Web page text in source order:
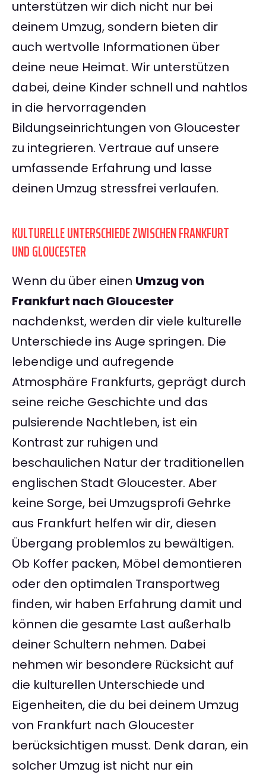
unterstützen wir dich nicht nur bei
deinem Umzug, sondern bieten dir
auch wertvolle Informationen über
deine neue Heimat. Wir unterstützen
dabei, deine Kinder schnell und nahtlos
in die hervorragenden
Bildungseinrichtungen von Gloucester
zu integrieren. Vertraue auf unsere
umfassende Erfahrung und lasse
deinen Umzug stressfrei verlaufen.
KULTURELLE UNTERSCHIEDE ZWISCHEN FRANKFURT
UND GLOUCESTER
Wenn du über einen Umzug von
Frankfurt nach Gloucester
nachdenkst, werden dir viele kulturelle
Unterschiede ins Auge springen. Die
lebendige und aufregende
Atmosphäre Frankfurts, geprägt durch
seine reiche Geschichte und das
pulsierende Nachtleben, ist ein
Kontrast zur ruhigen und
beschaulichen Natur der traditionellen
englischen Stadt Gloucester. Aber
keine Sorge, bei Umzugsprofi Gehrke
aus Frankfurt helfen wir dir, diesen
Übergang problemlos zu bewältigen.
Ob Koffer packen, Möbel demontieren
oder den optimalen Transportweg
finden, wir haben Erfahrung damit und
können die gesamte Last außerhalb
deiner Schultern nehmen. Dabei
nehmen wir besondere Rücksicht auf
die kulturellen Unterschiede und
Eigenheiten, die du bei deinem Umzug
von Frankfurt nach Gloucester
berücksichtigen musst. Denk daran, ein
solcher Umzug ist nicht nur ein